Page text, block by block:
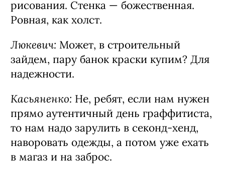
рисования. Стенка — божественная.
Ровная, как холст.
Люкевич: Может, в строительный
зайдем, пару банок краски купим? Для
надежности.
Касьяненко: Не, ребят, если нам нужен
прямо аутентичный день граффитиста,
то нам надо зарулить в секонд-хенд,
наворовать одежды, а потом уже ехать
в магаз и на заброс.